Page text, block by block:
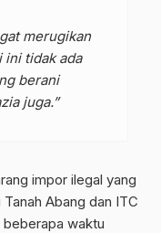
merugikan
ini tidak ada
berani
juga.”
impor ilegal yang
Abang dan ITC
waktu